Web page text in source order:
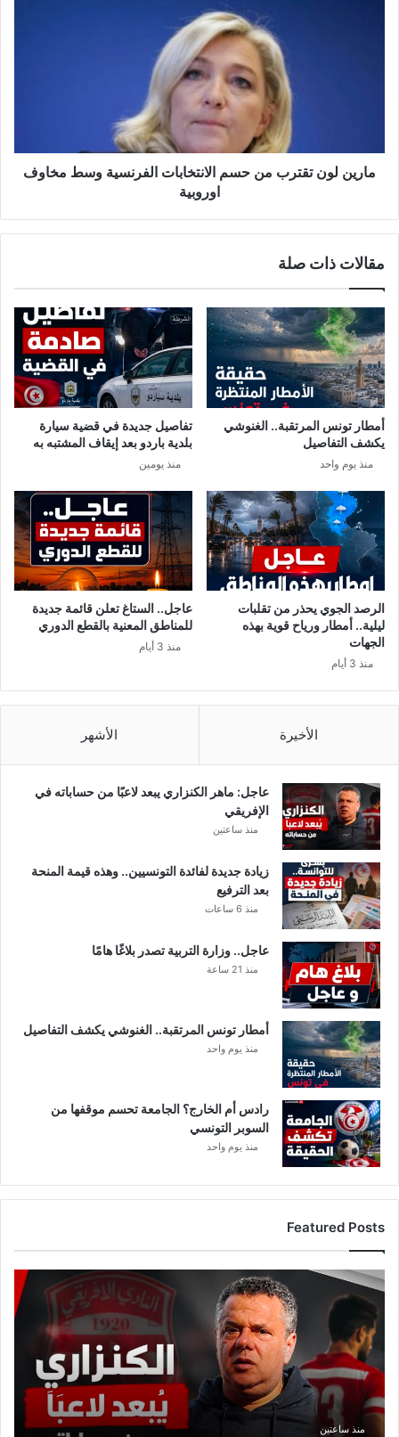
مخاوف
اوروبية
مارين لون تقترب من حسم الانتخابات الفرنسية وسط مخاوف
اوروبية
مقالات ذات صلة
أمطار تونس المرتقبة.. الغنوشي
يكشف التفاصيل
منذ يوم واحد
تفاصيل جديدة في قضية سيارة
بلدية باردو بعد إيقاف المشتبه به
منذ يومين
الرصد الجوي يحذر من تقلبات
ليلية.. أمطار ورياح قوية بهذه
الجهات
منذ 3 أيام
عاجل.. الستاغ تعلن قائمة جديدة
للمناطق المعنية بالقطع الدوري
منذ 3 أيام
الأخيرة الأشهر
عاجل: ماهر الكنزاري يبعد لاعبًا من حساباته في
الإفريقي
منذ ساعتين
زيادة جديدة لفائدة التونسيين.. وهذه قيمة المنحة
بعد الترفيع
منذ 6 ساعات
عاجل.. وزارة التربية تصدر بلاغًا هامًا
منذ 21 ساعة
أمطار تونس المرتقبة.. الغنوشي يكشف التفاصيل
منذ يوم واحد
رادس أم الخارج؟ الجامعة تحسم موقفها من
السوبر التونسي
منذ يوم واحد
Featured Posts
عاجل:
ماهر
الكنزاري
يبعد
لاعبًا
من
حساباته
في
الإفريقي
منذ ساعتين